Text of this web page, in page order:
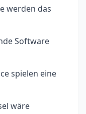
werden das
Software
spielen eine
wäre